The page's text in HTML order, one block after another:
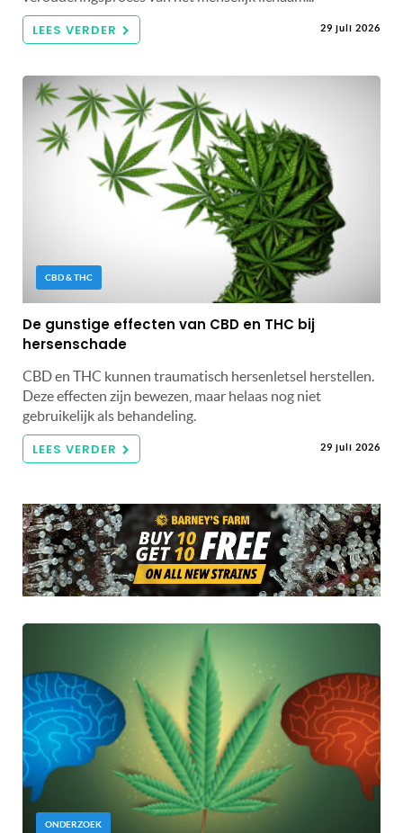
LEES VERDER 29 juli 2026
CBD & THC
De gunstige effecten van CBD en THC bij
hersenschade
CBD en THC kunnen traumatisch hersenletsel herstellen.
Deze effecten zijn bewezen, maar helaas nog niet
gebruikelijk als behandeling.
LEES VERDER 29 juli 2026
ONDERZOEK